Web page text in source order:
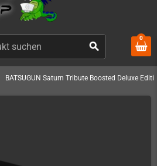
search
0
BATSUGUN Saturn Tribute Boosted Deluxe